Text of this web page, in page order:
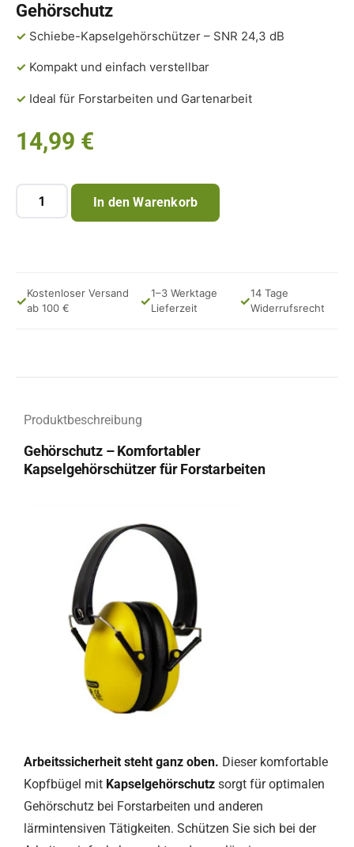
Gehörschutz
✓ Schiebe-Kapselgehörschützer – SNR 24,3 dB
✓ Kompakt und einfach verstellbar
✓ Ideal für Forstarbeiten und Gartenarbeit
14,99 €
In den Warenkorb
✓Kostenloser Versand
ab 100 €
✓1–3 Werktage
Lieferzeit
✓14 Tage
Widerrufsrecht
Produktbeschreibung
Gehörschutz – Komfortabler
Kapselgehörschützer für Forstarbeiten
Arbeitssicherheit steht ganz oben. Dieser komfortable
Kopfbügel mit Kapselgehörschutz sorgt für optimalen
Gehörschutz bei Forstarbeiten und anderen
lärmintensiven Tätigkeiten. Schützen Sie sich bei der